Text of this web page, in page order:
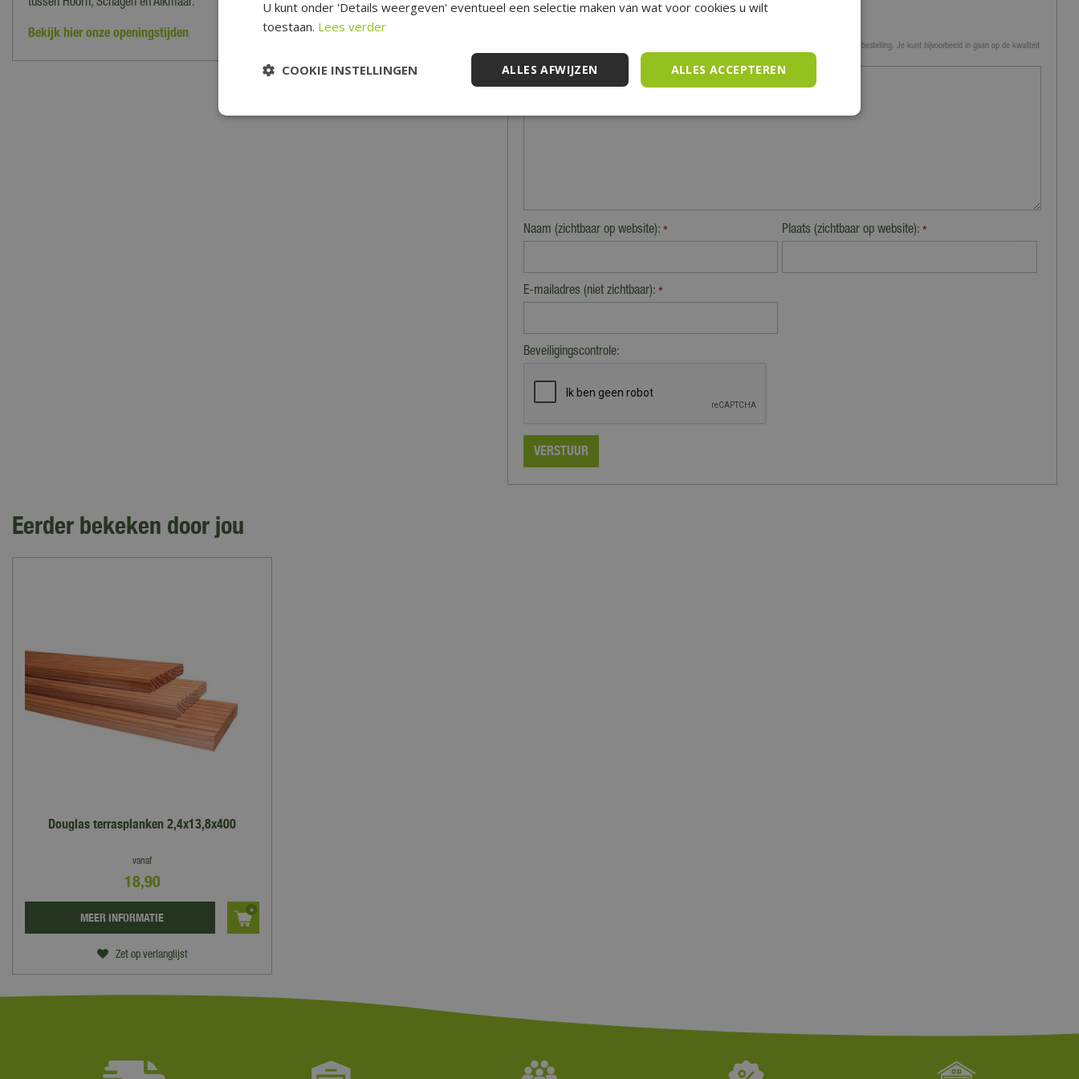
tussen Hoorn, Schagen en Alkmaar.
Bekijk hier onze openingstijden
Let op: deze recensie gaat over het product en niet over ons tuincentrum, de service of levering van je bestelling. Je kunt bijvoorbeeld in gaan op de kwaliteit
van het product, de look & feel en belangrijke eigenschappen.
Naam (zichtbaar op website): * Plaats (zichtbaar op website):*
E-mailadres (niet zichtbaar): *
Beveiligingscontrole:
Eerder bekeken door jou
Douglas terrasplanken 2,4x13,8x400
vanaf
18,90
Zet op verlanglijst
MEER INFORMATIE
U kunt onder 'Details weergeven' eventueel een selectie maken van wat voor cookies u wilt
toestaan. Lees verder
ALLES ACCEPTEREN
ALLES AFWIJZEN
COOKIE INSTELLINGEN